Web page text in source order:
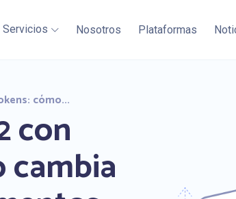
Servicios Nosotros Plataformas
cómo...
con